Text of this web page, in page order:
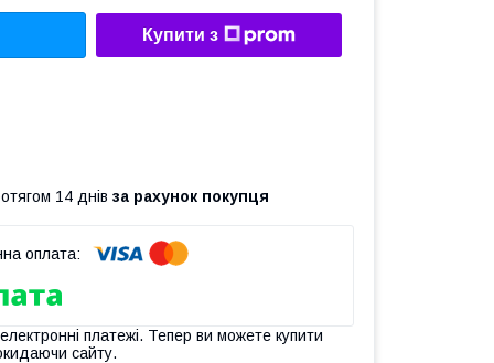
Купити з
14 днів за рахунок покупця
платежі. Тепер ви можете купити
сайту.